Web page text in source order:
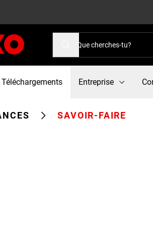
Téléchargements Entreprise
SAVOIR-FAIRE